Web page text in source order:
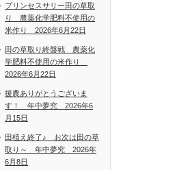
プリンセスサリー田の草取
り 農薬化学肥料不使用の
米作り 2026年6月22日
田の草取り終盤戦 農薬化
学肥料不使用の米作り
2026年6月22日
援農ありがとうございま
す！ 年中夢究 2026年6
月15日
田植え終了♪ お次は田の草
取り～ 年中夢究 2026年
6月8日